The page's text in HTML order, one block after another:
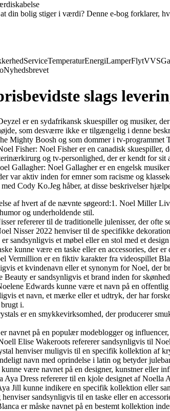
din bolig stiger i værdi? Denne e-bog forklarer,
ServiceTemperaturEnergiLamperFlytVVS
Nyhedsbrevet
slags
er en sydafrikansk skuespiller og musiker,
som desværre ikke er tilgængelig i denne
Mighty Boosh og som dommer i tv-
Fisher: Noel Fisher er en canadisk
og tv-personlighed, der er kendt for
Gallagher: Noel Gallagher er en engelsk
var aktiv inden for emner som racisme og
Cody Ko.Jeg håber, at disse beskrivelser
af hvert af de nævnte søgeord:1. Noel Miller
og underholdende stil.
refererer til de traditionelle julenisser, der ofte
Nisser 2022 henviser til de specifikke
sandsynligvis et møbel eller en stol med et
kunne være en taske eller en accessories, der
Vermillion er en fiktiv karakter fra videospillet
et kvindenavn eller et synonym for Noel, der
er sandsynligvis et brand inden for
Edwards kunne være et navn på en
et navn, et mærke eller et udtryk, der har
i.
er en smykkevirksomhed, der producerer
navnet på en populær modeblogger og
Elise Wakeroots refererer sandsynligvis til
henviser muligvis til en specifik kollektion af
navn med oprindelse i latin og betyder
være navnet på en designer, kunstner eller
Aya Dress refererer til en kjole designet af
Jill kunne indikere en specifik kollektion eller
sandsynligvis til en taske eller en
er måske navnet på en bestemt kollektion